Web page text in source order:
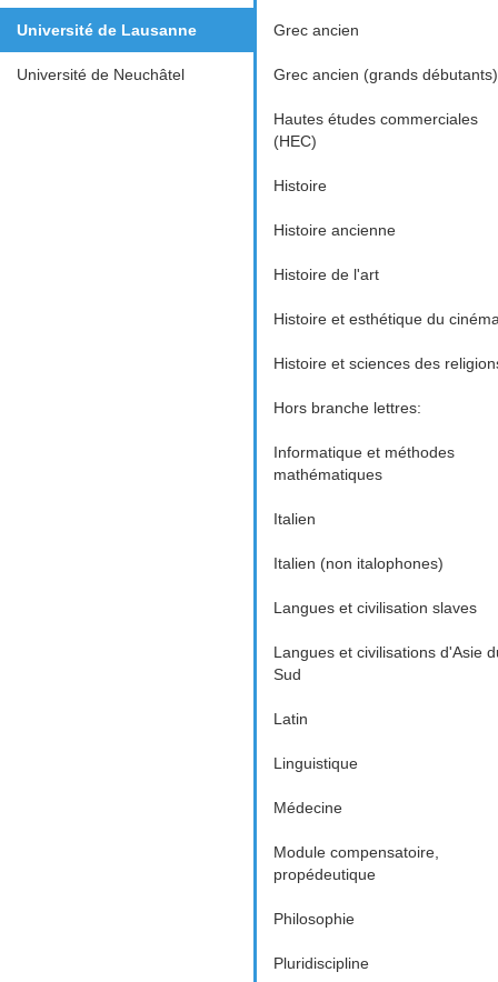
Université de Lausanne
Université de Neuchâtel
Grec ancien
Grec ancien (grands débutants)
Hautes études commerciales
(HEC)
Histoire
Histoire ancienne
Histoire de l'art
Histoire et esthétique du
Histoire et sciences des
Hors branche lettres:
Informatique et méthodes
mathématiques
Italien
Italien (non italophones)
Langues et civilisation slaves
Langues et civilisations d'Asie
Sud
Latin
Linguistique
Médecine
Module compensatoire,
propédeutique
Philosophie
Pluridiscipline